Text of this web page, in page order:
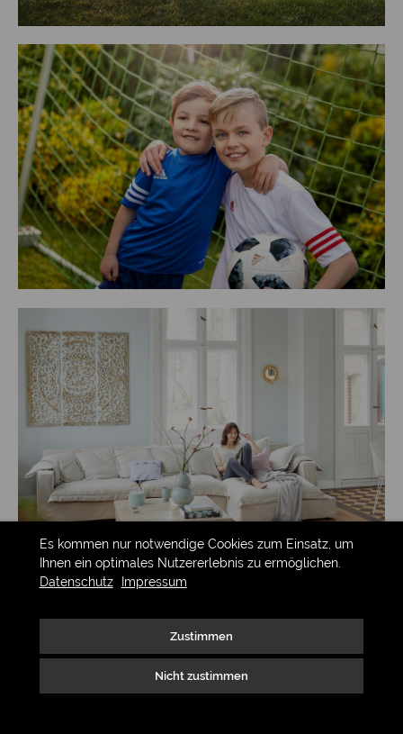
Es kommen nur notwendige Cookies zum Einsatz, um
Ihnen ein optimales Nutzererlebnis zu ermöglichen.
Datenschutz
Impressum
Zustimmen
Nicht zustimmen